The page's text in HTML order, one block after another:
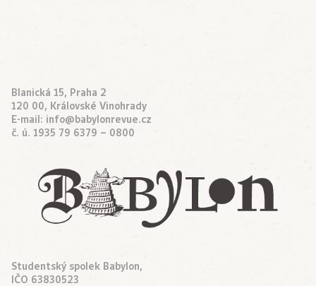
Blanická 15, Praha 2
120 00, Královské Vinohrady
E-mail: info@babylonrevue.cz
č. ú. 1935 79 6379 – 0800
Studentský spolek Babylon,
IČO 63830523